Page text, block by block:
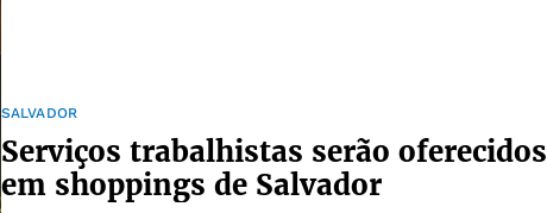
SALVADOR
Serviços trabalhistas serão oferecidos
em shoppings de Salvador